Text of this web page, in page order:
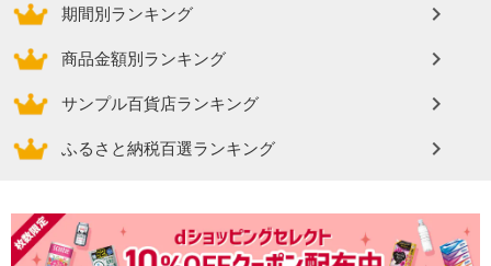
期間別ランキング
商品金額別ランキング
サンプル百貨店ランキング
ふるさと納税百選ランキング